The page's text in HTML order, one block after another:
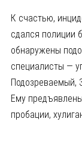
К счастью,
сдался полиции
обнаружены
специалисты —
Подозреваемый,
Ему
пробации,